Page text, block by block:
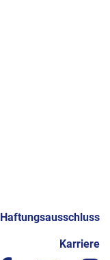
Haftungsausschluss
Karriere